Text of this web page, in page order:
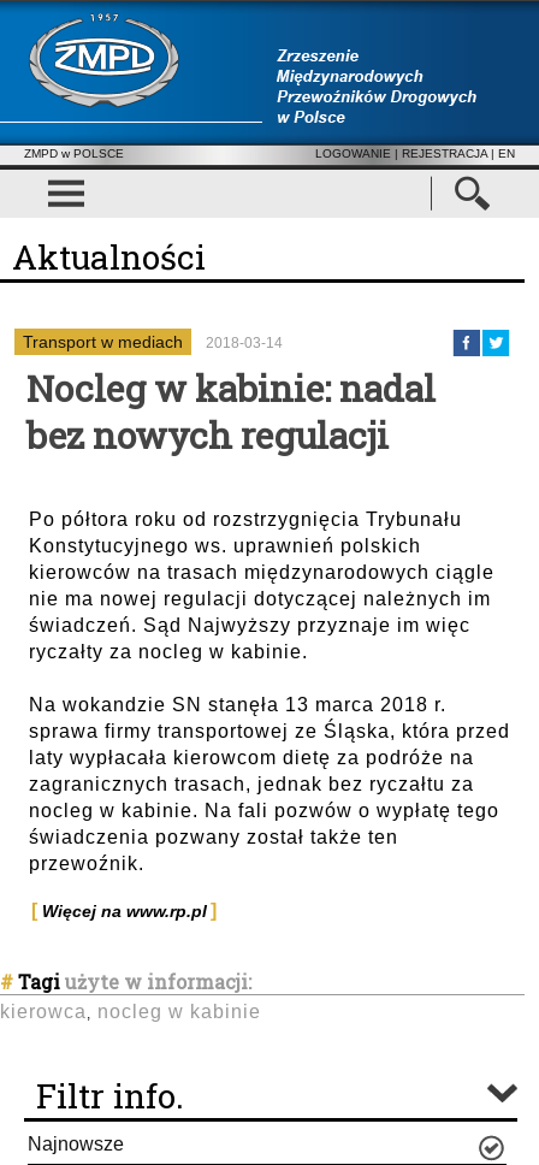
ZMPD w POLSCE LOGOWANIE | REJESTRACJA | EN
Aktualności
Transport w mediach 2018-03-14
Nocleg w kabinie: nadal
bez nowych regulacji
Po półtora roku od rozstrzygnięcia Trybunału
Konstytucyjnego ws. uprawnień polskich
kierowców na trasach międzynarodowych ciągle
nie ma nowej regulacji dotyczącej należnych im
świadczeń. Sąd Najwyższy przyznaje im więc
ryczałty za nocleg w kabinie.
Na wokandzie SN stanęła 13 marca 2018 r.
sprawa firmy transportowej ze Śląska, która przed
laty wypłacała kierowcom dietę za podróże na
zagranicznych trasach, jednak bez ryczałtu za
nocleg w kabinie. Na fali pozwów o wypłatę tego
świadczenia pozwany został także ten
przewoźnik.
Więcej na www.rp.pl
#Tagiużyte w informacji:
kierowca , nocleg w kabinie
Filtr info.
Najnowsze